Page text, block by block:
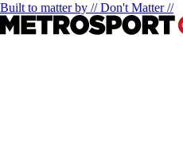
Built to matter by // Don't Matter //